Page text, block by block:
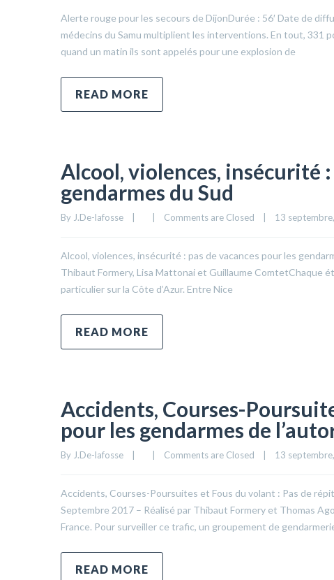
Alerte rouge pour les secours de DijonDurée : 56′ Date de
médecins du Samu multiplient les interventions. En tout, 331
quand un matin ils sont appelés pour une explosion de
READ MORE
Alcool, violences, insécurité
gendarmes du Sud
By J.De-lafosse Comments are Closed 13
Alcool, violences, insécurité : pas de vacances pour les
Thibaut Formery, Lisa Mattonai et Guillaume ComtetChaque
particulier sur la Côte d’Azur. Entre Nice
READ MORE
Accidents, Courses-
pour les gendarmes de
By J.De-lafosse Comments are Closed 13
Accidents, Courses-Poursuites et Fous du volant : Pas de
Septembre 2017 – Réalisé par Thibaut Formery et Thomas
France. Pour surveiller ce trafic, un groupement de
READ MORE